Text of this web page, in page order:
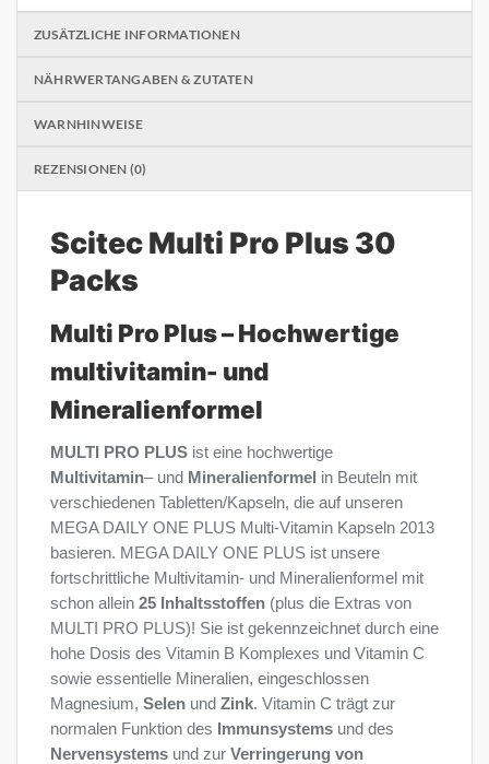
ZUSÄTZLICHE INFORMATIONEN
NÄHRWERTANGABEN & ZUTATEN
WARNHINWEISE
REZENSIONEN (0)
Scitec Multi Pro Plus 30
Packs
Multi Pro Plus – Hochwertige
multivitamin- und
Mineralienformel
MULTI PRO PLUS ist eine hochwertige
Multivitamin– und Mineralienformel in Beuteln mit
verschiedenen Tabletten/Kapseln, die auf unseren
MEGA DAILY ONE PLUS Multi-Vitamin Kapseln 2013
basieren. MEGA DAILY ONE PLUS ist unsere
fortschrittliche Multivitamin- und Mineralienformel mit
schon allein 25 Inhaltsstoffen (plus die Extras von
MULTI PRO PLUS)! Sie ist gekennzeichnet durch eine
hohe Dosis des Vitamin B Komplexes und Vitamin C
sowie essentielle Mineralien, eingeschlossen
Magnesium, Selen und Zink. Vitamin C trägt zur
normalen Funktion des
Immunsystems und des
Nervensystems und zur Verringerung von